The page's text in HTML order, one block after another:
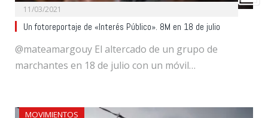
11/03/2021
Un fotoreportaje de «Interés Público». 8M en 18 de julio
@mateamargouy El altercado de un grupo de
marchantes en 18 de julio con un móvil…
MOVIMIENTOS